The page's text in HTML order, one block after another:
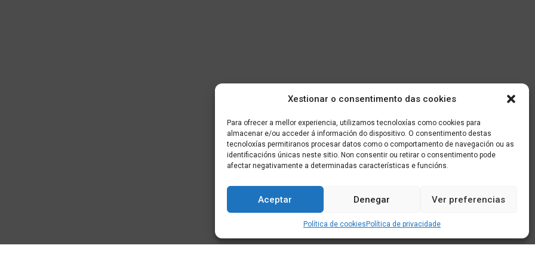
Xestionar o consentimento das cookies
Para ofrecer a mellor experiencia, utilizamos tecnoloxías como cookies para
almacenar e/ou acceder á información do dispositivo. O consentimento destas
tecnoloxías permitiranos procesar datos como o comportamento de navegación ou as
identificacións únicas neste sitio. Non consentir ou retirar o consentimento pode
afectar negativamente a determinadas características e funcións.
Aceptar Denegar Ver preferencias
Política de cookies Política de privacidade